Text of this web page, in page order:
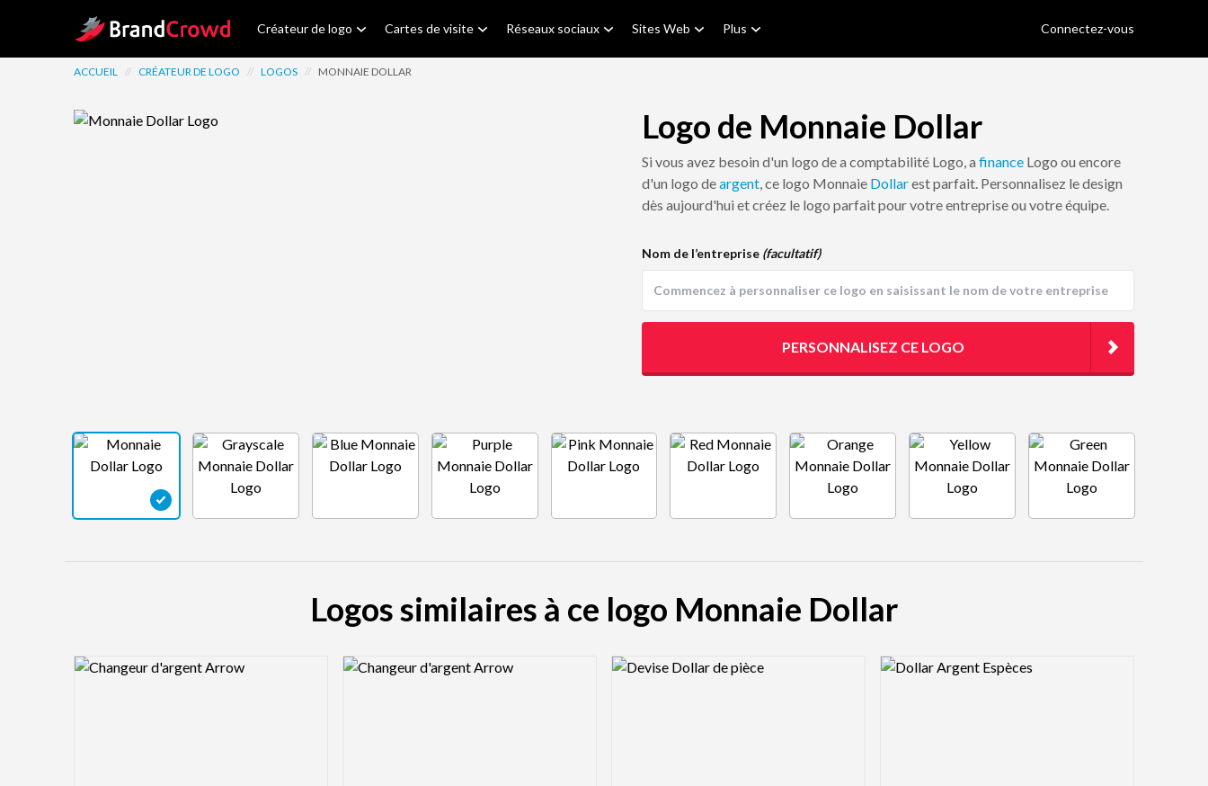
Site Logo Créateur de logo Cartes de visite Réseaux sociaux Sites Web Plus Connectez-vous
ACCUEIL // CRÉATEUR DE LOGO // LOGOS // MONNAIE DOLLAR
Logo de Monnaie Dollar
Si vous avez besoin d'un logo de a comptabilité Logo, a finance Logo ou encore
d'un logo deargent, ce logo Monnaie Dollarest parfait. Personnalisez le design
dès aujourd'hui et créez le logo parfait pour votre entreprise ou votre équipe.
Nom de l’entreprise (facultatif)
PERSONNALISEZ CE LOGO
Logos similaires à ce logo Monnaie Dollar
Logo Preview Image Logo Preview Image Logo Preview Image Logo Preview Image